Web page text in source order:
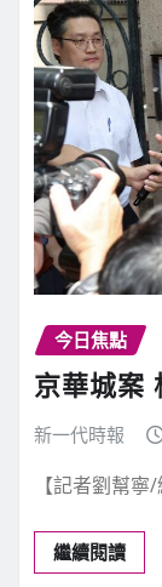
今日焦點
京華城案
新一代時報
【記者劉幫
繼續閱讀